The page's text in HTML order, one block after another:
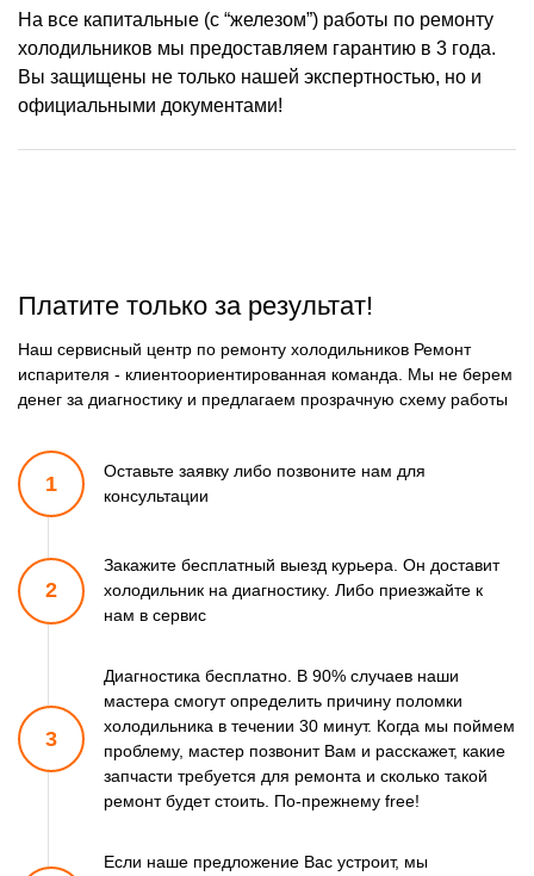
На все капитальные (с “железом”) работы по ремонту
холодильников мы предоставляем гарантию в 3 года.
Вы защищены не только нашей экспертностью, но и
официальными документами!
Платите только за результат!
Наш сервисный центр по ремонту холодильников Ремонт
испарителя - клиентоориентированная команда. Мы не берем
денег за диагностику и предлагаем прозрачную схему работы
1
Оставьте заявку либо позвоните нам для
консультации
2
Закажите бесплатный выезд курьера. Он доставит
холодильник на диагностику. Либо приезжайте к
нам в сервис
3
Диагностика бесплатно. В 90% случаев наши
мастера смогутопределить причину поломки
холодильника в течении 30 минут. Когда мы поймем
проблему, мастер позвонит Вам и расскажет, какие
запчасти требуется для ремонта и сколько такой
ремонтбудет стоить. По-прежнему free!
Если наше предложение Вас устроит, мы